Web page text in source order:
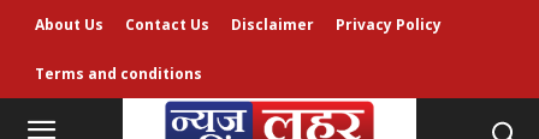
About Us Contact Us Disclaimer Privacy Policy
Terms and conditions